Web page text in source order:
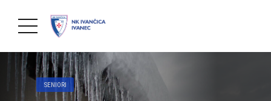
SENIORI